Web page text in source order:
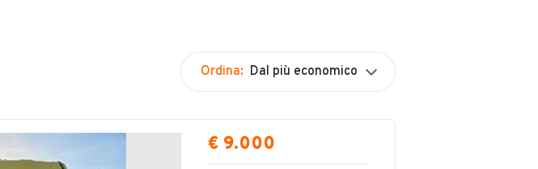
Ordina: Dal più economico
€ 9.000